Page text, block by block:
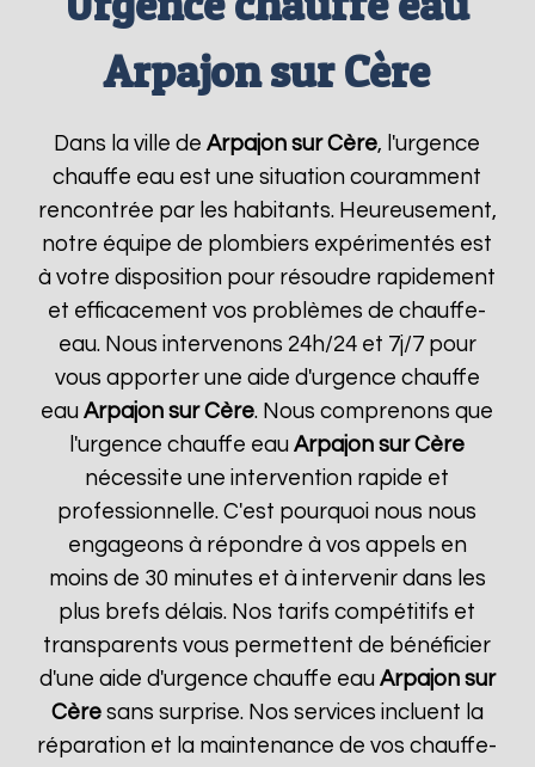
Arpajon sur Cère
Dans la ville deArpajon sur Cère, l'urgence
chauffe eau est une situation couramment
rencontrée par les habitants. Heureusement,
notre équipe de plombiers expérimentés est
à votre disposition pour résoudre rapidement
et efficacement vos problèmes de chauffe-
eau. Nous intervenons 24h/24 et 7j/7 pour
vous apporter une aide d'urgence chauffe
eauArpajon sur Cère. Nous comprenons que
l'urgence chauffe eauArpajon sur Cère
nécessite une intervention rapide et
professionnelle. C'est pourquoi nous nous
engageons à répondre à vos appels en
moins de 30 minutes et à intervenir dans les
plus brefs délais. Nos tarifs compétitifs et
transparents vous permettent de bénéficier
d'une aide d'urgence chauffe eau Arpajon sur
Cèresans surprise. Nos services incluent la
réparation et la maintenance de vos chauffe-